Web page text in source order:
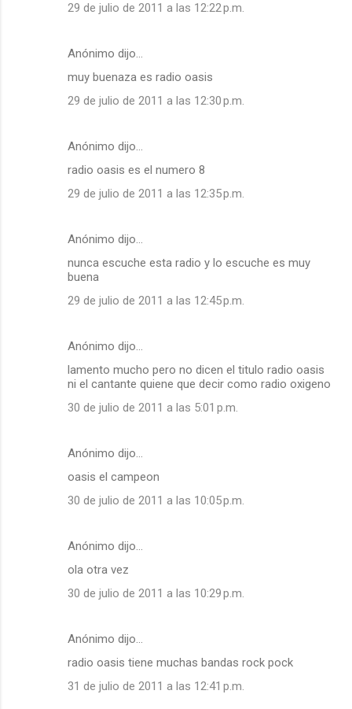
29 de julio de 2011 a las 12:22 p.m.
Anónimo dijo…
muy buenaza es radio oasis
29 de julio de 2011 a las 12:30 p.m.
Anónimo dijo…
radio oasis es el numero 8
29 de julio de 2011 a las 12:35 p.m.
Anónimo dijo…
nunca escuche esta radio y lo escuche es muy
buena
29 de julio de 2011 a las 12:45 p.m.
Anónimo dijo…
lamento mucho pero no dicen el titulo radio oasis
ni el cantante quiene que decir como radio oxigeno
30 de julio de 2011 a las 5:01 p.m.
Anónimo dijo…
oasis el campeon
30 de julio de 2011 a las 10:05 p.m.
Anónimo dijo…
ola otra vez
30 de julio de 2011 a las 10:29 p.m.
Anónimo dijo…
radio oasis tiene muchas bandas rock pock
31 de julio de 2011 a las 12:41 p.m.